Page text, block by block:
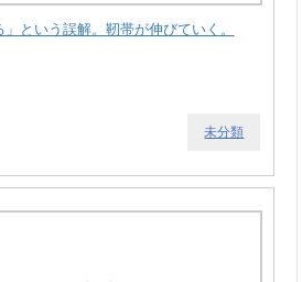
」という誤解。靭帯が伸びていく。
未分類